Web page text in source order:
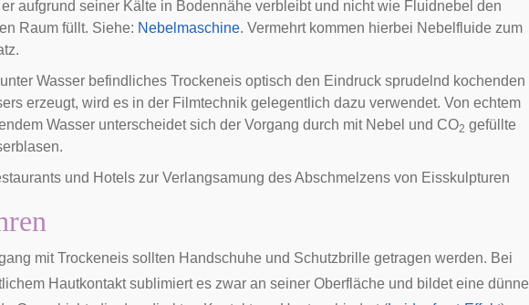
aufgrund seiner Kälte in Bodennähe verbleibt und nicht wie Fluidnebel den
Raum füllt. Siehe: Nebelmaschine. Vermehrt kommen hierbei Nebelfluide zum
Wasser befindliches Trockeneis optisch den Eindruck sprudelnd kochenden
erzeugt, wird es in der Filmtechnik gelegentlich dazu verwendet. Von echtem
Wasser unterscheidet sich der Vorgang durch mit Nebel und CO2 gefüllte
und Hotels zur Verlangsamung des Abschmelzens von Eisskulpturen
mit Trockeneis sollten Handschuhe und Schutzbrille getragen werden. Bei
Hautkontakt sublimiert es zwar an seiner Oberfläche und bildet eine dünne